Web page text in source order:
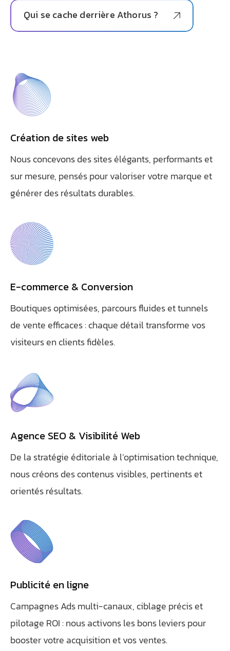
Qui se cache derrière Athorus ?
Création de sites web
Nous concevons des sites élégants, performants et
sur mesure, pensés pour valoriser votre marque et
générer des résultats durables.
E-commerce & Conversion
Boutiques optimisées, parcours fluides et tunnels
de vente efficaces : chaque détail transforme vos
visiteurs en clients fidèles.
Agence SEO & Visibilité Web
De la stratégie éditoriale à l’optimisation technique,
nous créons des contenus visibles, pertinents et
orientés résultats.
Publicité en ligne
Campagnes Ads multi-canaux, ciblage précis et
pilotage ROI : nous activons les bons leviers pour
booster votre acquisition et vos ventes.
Bienvenue chez Athorus Digital
Je suis Athobot, votre assistant digital.
dessous :